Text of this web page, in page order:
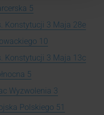
5
Konstytucji 3 Maja 28e
10
Konstytucji 3 Maja 13c
5
Wyzwolenia 3
Polskiego 51